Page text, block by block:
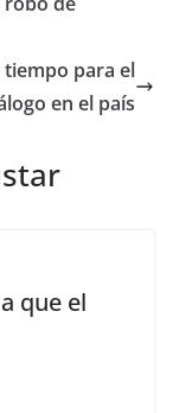
para el
en el país
que el